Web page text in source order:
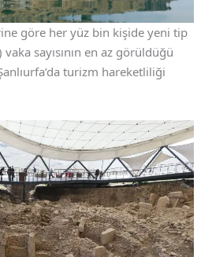
göre her yüz bin kişide yeni tip
sayısının en az görüldüğü
turizm hareketliliği